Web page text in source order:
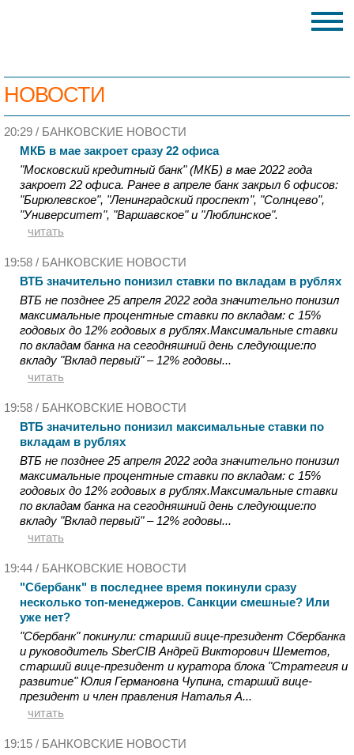
НОВОСТИ
20:29 / БАНКОВСКИЕ НОВОСТИ
МКБ в мае закроет сразу 22 офиса
"Московский кредитный банк" (МКБ) в мае 2022 года
закроет 22 офиса. Ранее в апреле банк закрыл 6 офисов:
"Бирюлевское", "Ленинградский проспект", "Солнцево",
"Университет", "Варшавское" и "Люблинское".
читать
19:58 / БАНКОВСКИЕ НОВОСТИ
ВТБ значительно понизил ставки по вкладам в рублях
ВТБ не позднее 25 апреля 2022 года значительно понизил
максимальные процентные ставки по вкладам: с 15%
годовых до 12% годовых в рублях.Максимальные ставки
по вкладам банка на сегодняшний день следующие:по
вкладу "Вклад первый" – 12% годовы...
читать
19:58 / БАНКОВСКИЕ НОВОСТИ
ВТБ значительно понизил максимальные ставки по
вкладам в рублях
ВТБ не позднее 25 апреля 2022 года значительно понизил
максимальные процентные ставки по вкладам: с 15%
годовых до 12% годовых в рублях.Максимальные ставки
по вкладам банка на сегодняшний день следующие:по
вкладу "Вклад первый" – 12% годовы...
читать
19:44 / БАНКОВСКИЕ НОВОСТИ
"Сбербанк" в последнее время покинули сразу
несколько топ-менеджеров. Санкции смешные? Или
уже нет?
"Сбербанк" покинули: старший вице-президент Сбербанка
и руководитель SberCIB Андрей Викторович Шеметов,
старший вице-президент и куратора блока "Стратегия и
развитие" Юлия Германовна Чупина, старший вице-
президент и член правления Наталья А...
читать
19:15 / БАНКОВСКИЕ НОВОСТИ